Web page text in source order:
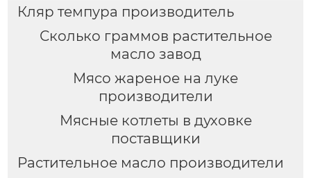
Кляр темпура производитель
Сколько граммов растительное
масло завод
Мясо жареное на луке
производители
Мясные котлеты в духовке
поставщики
Растительное масло производители